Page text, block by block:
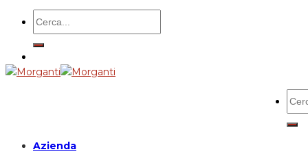
contenuti
Cerca:
Azienda